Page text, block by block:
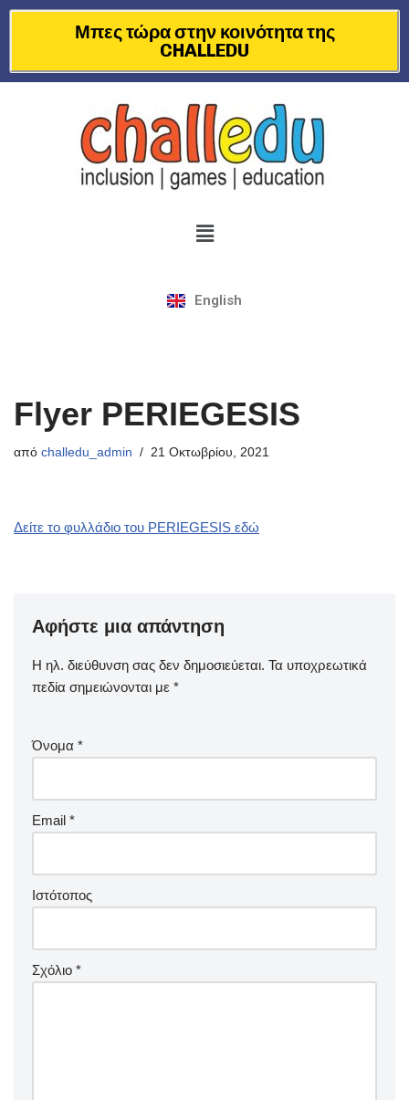
στο
Μπες τώρα στην κοινότητα της
CHALLEDU
English
Flyer PERIEGESIS
από challedu_admin 21 Οκτωβρίου, 2021
Δείτε το φυλλάδιο του PERIEGESIS εδώ
Αφήστε μια απάντηση
Η ηλ. διεύθυνση σας δεν δημοσιεύεται. Τα υποχρεωτικά
πεδία σημειώνονται με *
Όνομα *
Email *
Ιστότοπος
Σχόλιο *